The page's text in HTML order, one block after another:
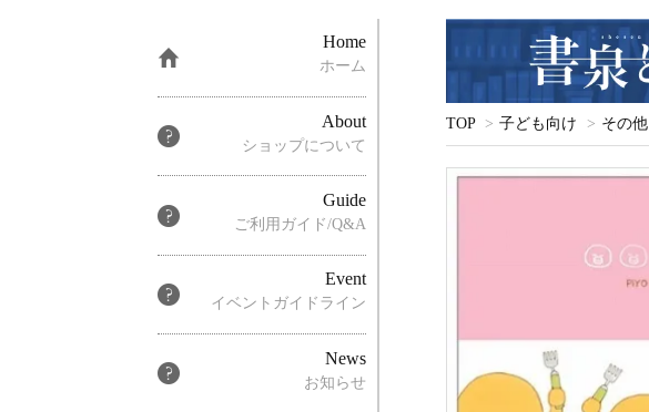
TOP > 子ども向け > その他
Home
ホーム
About
ショップについて
Guide
ご利用ガイド/Q&A
Event
イベントガイドライン
News
お知らせ